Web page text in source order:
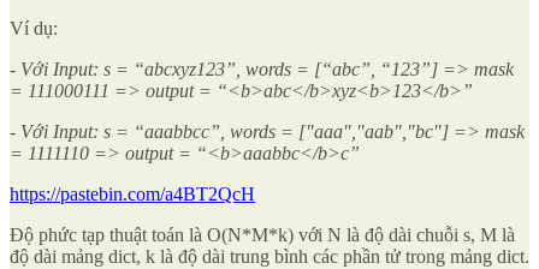
Ví dụ:
- Với Input: s = “abcxyz123”, words = [“abc”, “123”] => mask
= 111000111 => output = “<b>abc</b>xyz<b>123</b>”
- Với Input: s = “aaabbcc”, words = ["aaa","aab","bc"] => mask
= 1111110 => output = “<b>aaabbc</b>c”
https://pastebin.com/a4BT2QcH
Độ phức tạp thuật toán là O(N*M*k) với N là độ dài chuỗi s, M là
độ dài mảng dict, k là độ dài trung bình các phần tử trong mảng dict.